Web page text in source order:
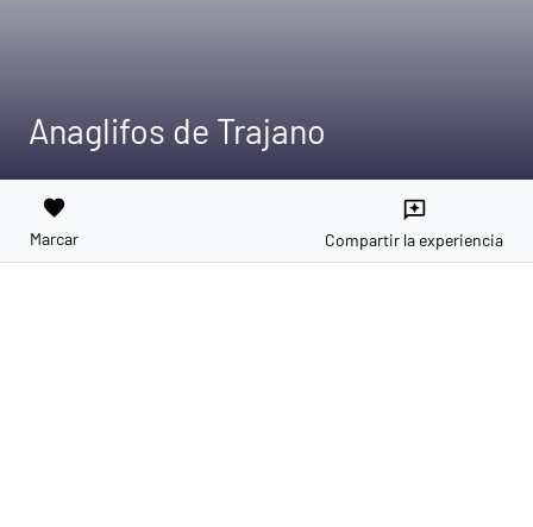
Anaglifos de Trajano
favorite
Marcar
reviews
Compartir la experiencia